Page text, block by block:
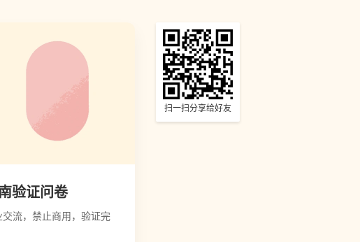
验证问卷
流，禁止商用，验证完
扫一扫分享给好友